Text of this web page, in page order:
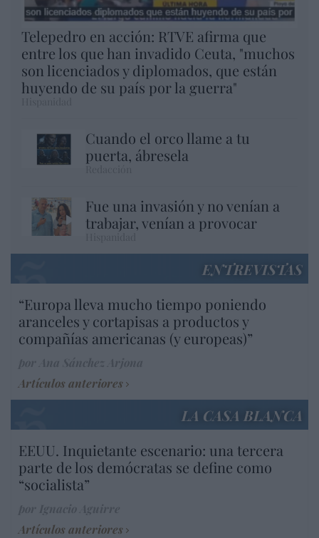
Telepedro en acción: RTVE afirma que
entre los que han invadido Ceuta, "muchos
son licenciados y diplomados, que están
huyendo de su país por la guerra"
Cuando el orco llame a tu
puerta, ábresela
Fue una invasión y no venían a
trabajar, venían a provocar
ENTREVISTAS
“Europa lleva mucho tiempo poniendo
aranceles y cortapisas a productos y
compañías americanas (y europeas)”
Artículos anteriores
LA CASA BLANCA
EEUU. Inquietante escenario: una tercera
parte de los demócratas se define como
“socialista”
Artículos anteriores